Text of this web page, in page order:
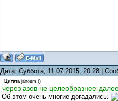
Дата: Суббота, 11.07.2015, 20:28 |
Цитата janoem ()
через азов не целеобразнее-
Об этом очень многие догадались.